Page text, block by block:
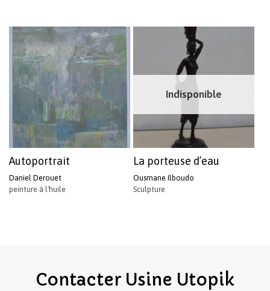
Autoportrait
Daniel Derouet
peinture à l'huile
Indisponible
La porteuse d’eau
Ousmane Ilboudo
Sculpture
Contacter Usine Utopik